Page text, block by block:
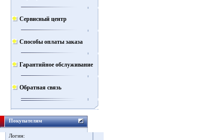
Сервисный центр
Способы оплаты заказа
Гарантийное обслуживание
Обратная связь
Покупателям
Логин: